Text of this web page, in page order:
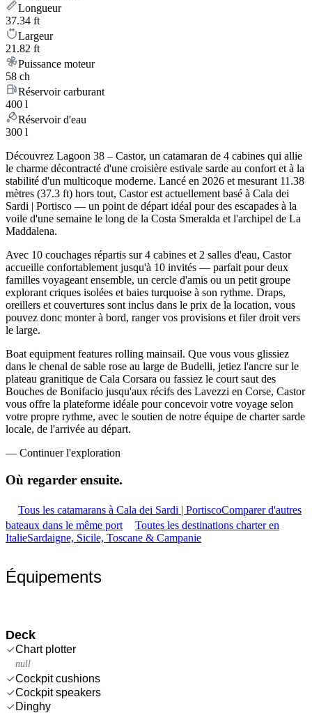
Longueur
37.34 ft
Largeur
21.82 ft
Puissance moteur
58 ch
Réservoir carburant
400 l
Réservoir d'eau
300 l
Découvrez Lagoon 38 – Castor, un catamaran de 4 cabines qui allie
le charme décontracté d'une croisière estivale sarde au confort et à la
stabilité d'un multicoque moderne. Lancé en 2026 et mesurant 11.38
mètres (37.3 ft) hors tout, Castor est actuellement basé à Cala dei
Sardi | Portisco — un point de départ idéal pour des escapades à la
voile d'une semaine le long de la Costa Smeralda et l'archipel de La
Maddalena.
Avec 10 couchages répartis sur 4 cabines et 2 salles d'eau, Castor
accueille confortablement jusqu'à 10 invités — parfait pour deux
familles voyageant ensemble, un cercle d'amis ou un petit groupe
explorant criques isolées et baies turquoise à son rythme. Draps,
oreillers et couvertures sont inclus dans le prix de la location, vous
pouvez donc monter à bord, ranger vos provisions et filer droit vers
le large.
Boat equipment features rolling mainsail. Que vous vous glissiez
dans le chenal de sable rose au large de Budelli, jetiez l'ancre sur le
plateau granitique de Cala Corsara ou fassiez le court saut des
Bouches de Bonifacio jusqu'aux récifs des Lavezzi en Corse, Castor
vous offre la plateforme idéale pour concevoir votre voyage selon
votre propre rythme, avec le soutien de notre équipe de charter sarde
locale, de l'arrivée au départ.
— Continuer l'exploration
Où regarder ensuite.
Tous les catamarans à Cala dei Sardi | PortiscoComparer d'autres
bateaux dans le même port
Toutes les destinations charter en
ItalieSardaigne, Sicile, Toscane & Campanie
Équipements
Deck
Chart plotter
null
Cockpit cushions
Cockpit speakers
Dinghy